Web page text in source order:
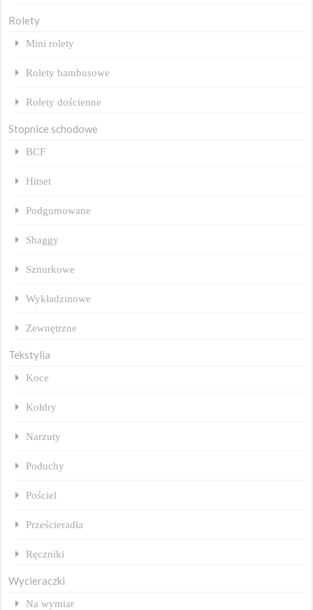
Rolety
Mini rolety
Rolety bambusowe
Rolety dościenne
Stopnice schodowe
BCF
Hitset
Podgumowane
Shaggy
Sznurkowe
Wykładzinowe
Zewnętrzne
Tekstylia
Koce
Kołdry
Narzuty
Poduchy
Pościel
Prześcieradła
Ręczniki
Wycieraczki
Na wymiar